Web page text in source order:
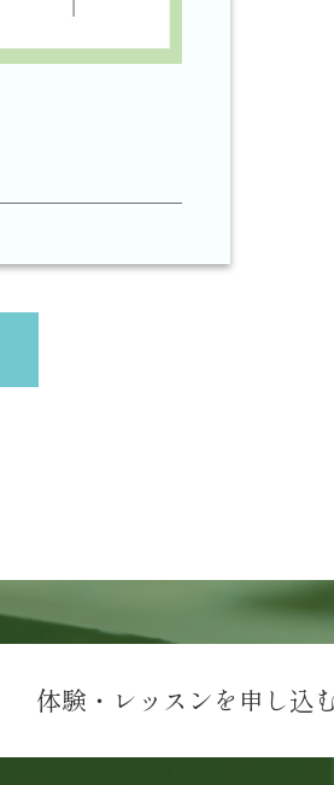
体験・レッスンを申し込